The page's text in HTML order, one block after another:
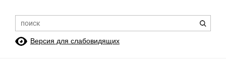
Версия для слабовидящих